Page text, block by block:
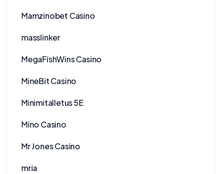
Mamzinobet Casino
masslinker
MegaFishWins Casino
MineBit Casino
Minimitalletus 5E
Mino Casino
Mr Jones Casino
mria